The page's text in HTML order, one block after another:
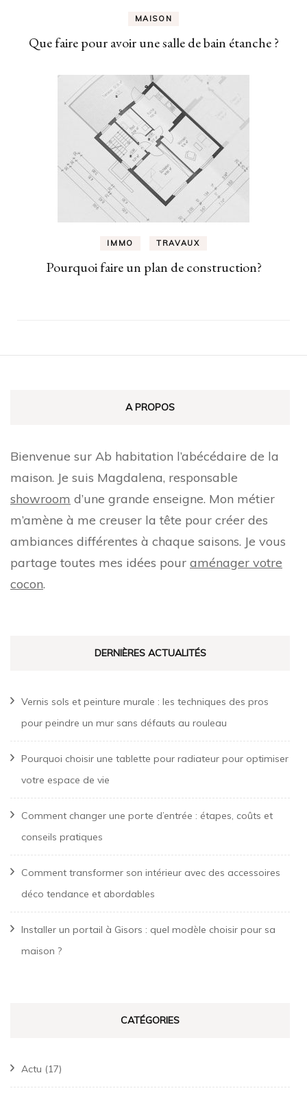
MAISON
Que faire pour avoir une salle de bain étanche ?
IMMO TRAVAUX
Pourquoi faire un plan de construction?
A PROPOS
Bienvenue sur Ab habitation l’abécédaire de la
maison. Je suis Magdalena, responsable
showroom d’une grande enseigne. Mon métier
m’amène à me creuser la tête pour créer des
ambiances différentes à chaque saisons. Je vous
partage toutes mes idées pour aménager votre
cocon.
DERNIÈRES ACTUALITÉS
Vernis sols et peinture murale : les techniques des pros
pour peindre un mur sans défauts au rouleau
Pourquoi choisir une tablette pour radiateur pour optimiser
votre espace de vie
Comment changer une porte d’entrée : étapes, coûts et
conseils pratiques
Comment transformer son intérieur avec des accessoires
déco tendance et abordables
Installer un portail à Gisors : quel modèle choisir pour sa
maison ?
CATÉGORIES
Actu (17)